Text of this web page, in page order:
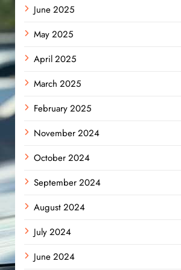
June 2025
May 2025
April 2025
March 2025
February 2025
November 2024
October 2024
September 2024
August 2024
July 2024
June 2024